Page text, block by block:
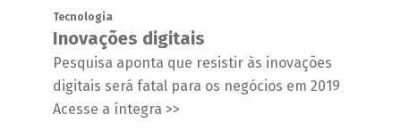
Tecnologia
Inovações digitais
Pesquisa aponta que resistir às inovações
digitais será fatal para os negócios em 2019
Acesse a íntegra >>